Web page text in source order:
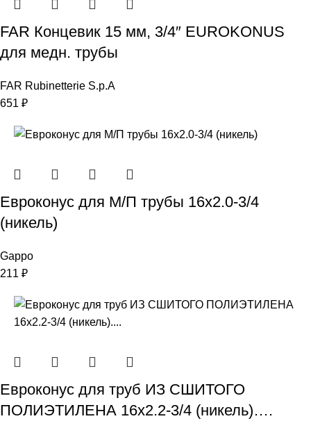
FAR Концевик 15 мм, 3/4″ EUROKONUS
для медн. трубы
FAR Rubinetterie S.p.A
651 ₽
Евроконус для М/П трубы 16х2.0-3/4
(никель)
Gappo
211 ₽
Евроконус для труб ИЗ СШИТОГО
ПОЛИЭТИЛЕНА 16х2.2-3/4 (никель)….